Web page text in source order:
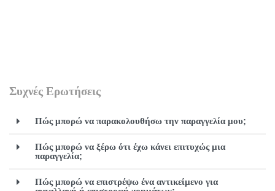
Συχνές Ερωτήσεις
Πώς μπορώ να παρακολουθήσω την παραγγελία μου;
Πώς μπορώ να ξέρω ότι έχω κάνει επιτυχώς μια
παραγγελία;
Πώς μπορώ να επιστρέψω ένα αντικείμενο για